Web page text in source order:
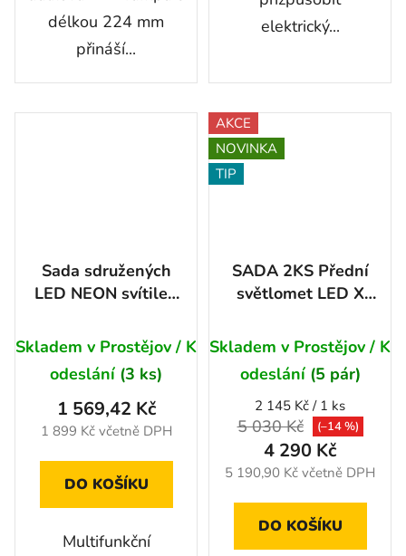
délkou 224 mm
přináší...
elektrický...
Sada sdružených
LED NEON svítilen
blinkry, 5 funkcí,
Skladem v Prostějov / K
odeslání (3 ks)
1 899 Kč včetně DPH
1 569,42 Kč
DO KOŠÍKU
Multifunkční
AKCE
NOVINKA
TIP
SADA 2KS Přední
světlomet LED X
hodnocení
produktu
je
5,0
z
hvězdiček.
Skladem v Prostějov / K
odeslání (5 pár)
5 190,90 Kč včetně DPH
4 290 Kč
5 030 Kč (–14 %)
Měrná
cena:
2 145 Kč / 1 ks
DO KOŠÍKU